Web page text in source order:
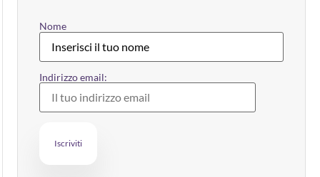
Nome
Indirizzo email: